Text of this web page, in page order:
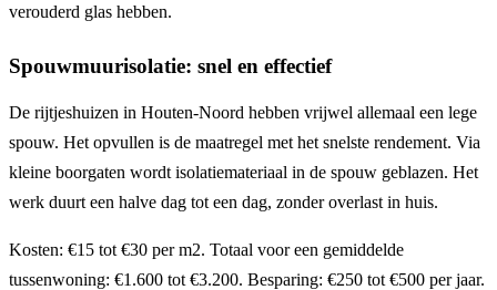
verouderd glas hebben.
Spouwmuurisolatie: snel en effectief
De rijtjeshuizen in Houten-Noord hebben vrijwel allemaal een lege
spouw. Het opvullen is de maatregel met het snelste rendement. Via
kleine boorgaten wordt isolatiemateriaal in de spouw geblazen. Het
werk duurt een halve dag tot een dag, zonder overlast in huis.
Kosten: €15 tot €30 per m2. Totaal voor een gemiddelde
tussenwoning: €1.600 tot €3.200. Besparing: €250 tot €500 per jaar.